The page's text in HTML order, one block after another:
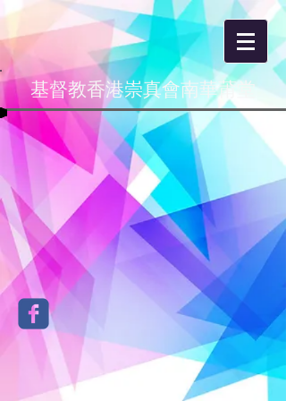
基督教香港崇真會南華莆堂